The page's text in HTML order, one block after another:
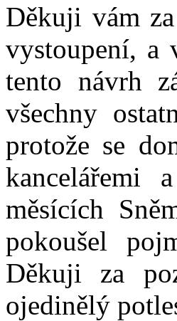
Děkuji vám
vystoupení, a
tento návrh
všechny
protože se
kancelářemi
měsících
pokoušel
Děkuji za
ojedinělý